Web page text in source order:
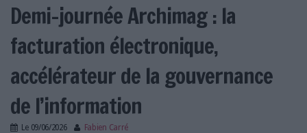
LES DOSSIERS
LES NEWSLETTERS
LE MAGAZINE
LES GUIDES PRATIQUES
Demi-journée Archimag : la
facturation électronique,
accélérateur de la gouvernance
de l’information
Le 09/06/2026 Fabien Carré